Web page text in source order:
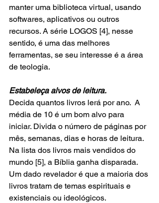
manter uma biblioteca virtual, usando
softwares, aplicativos ou outros
recursos. A série LOGOS [4], nesse
sentido, é uma das melhores
ferramentas, se seu interesse é a área
de teologia.
Estabeleça alvos de leitura.
Decida quantos livros lerá por ano.  A
média de 10 é um bom alvo para
iniciar. Divida o número de páginas por
mês, semanas, dias e horas de leitura.
Na lista dos livros mais vendidos do
mundo [5], a Bíblia ganha disparada.
Um dado revelador é que a maioria dos
livros tratam de temas espirituais e
existenciais ou ideológicos.